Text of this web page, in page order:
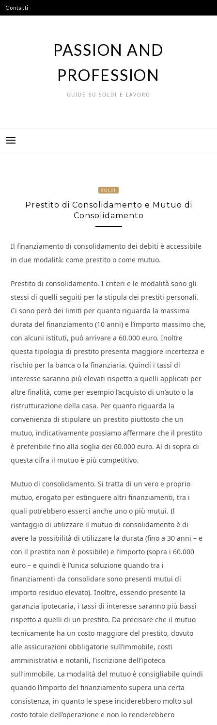
Vai
al
Contatti
PASSION AND
PROFESSION
GUIDE SU SOLDI E LAVORO
SOLDI
Prestito di Consolidamento e Mutuo di
Consolidamento
Il finanziamento di consolidamento dei debiti è accessibile
in due modalità: come prestito o come mutuo.
Prestito di consolidamento. I criteri e le modalità sono gli
stessi di quelli seguiti per la stipula dei prestiti personali.
Ci sono però dei limiti per quanto riguarda la massima
durata del finanziamento (10 anni) e l’importo massimo che,
con alcuni istituti, può arrivare a 60.000 euro. Inoltre
questa tipologia di prestito presenta maggiore incertezza e
rischio per la banca o la finanziaria. Quindi i tassi di
interesse saranno più elevati rispetto a quelli applicati per
altre finalità, come per esempio l’acquisto di un’auto o la
ristrutturazione della casa. Per quanto riguarda la
convenienza di stipulare un prestito piuttosto che un
mutuo, indicativamente possiamo affermare che il prestito
è preferibile fino alla soglia dei 60.000 euro. Al di sopra di
questa cifra il mutuo è più competitivo.
Mutuo di consolidamento. Si tratta di un vero e proprio
mutuo, erogato per estinguere altri finanziamenti, tra i
quali potrebbero esserci anche uno o più mutui. Il
vantaggio di utilizzare il mutuo di consolidamento è di
avere la possibilità di utilizzare la durata (fino a 30 anni – e
con il prestito non è possibile) e l’importo (sopra i 60.000
euro – e quindi è l’unica soluzione quando tra i
finanziamenti da consolidare sono presenti mutui di
importo residuo elevato). Inoltre, essendo presente la
garanzia ipotecaria, i tassi di interesse saranno più bassi
rispetto a quelli di un prestito. Da precisare che il mutuo
tecnicamente ha un costo maggiore del prestito, dovuto
alle assicurazioni obbligatorie sull’immobile, costi
amministrativi e notarili, l’iscrizione dell’ipoteca
sull’immobile. La modalità del mutuo è consigliabile quindi
quando l’importo del finanziamento supera una certa
consistenza, in quanto le spese inciderebbero molto sul
costo totale dell’operazione e non lo renderebbero